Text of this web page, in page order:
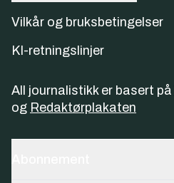
Vilkår og bruksbetingelser
KI-retningslinjer
All journalistikk er basert på
og Redaktørplakaten